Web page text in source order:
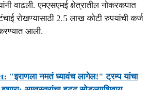
वाढली. एमएसएमई क्षेत्रातील नोकरकपात
रोखण्यासाठी 2.5 लाख कोटी रुपयांची कर्ज
आली.
नमतं घ्यावंच लागेल!" ट्रम्प यांचा